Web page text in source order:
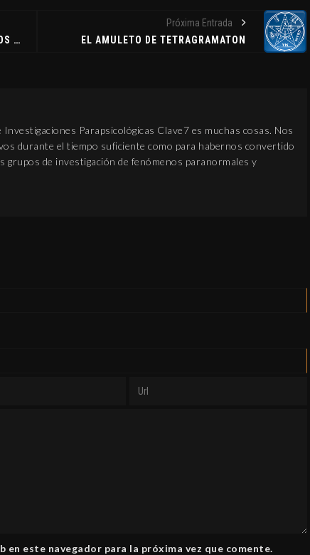
CLAVE7 COLABORA CON SIEMPRE NOS QUEDARÁ PARÍS
Próxima Entrada
EL AMULETO DE TETRAGRAMATON
Investigaciones Parapsicológicas Clave7 es muchas cosas. Nos
durante el tiempo suficiente como para habernos convertido
grupos de investigación de fenómenos paranormales y
este navegador para la próxima vez que comente.
30